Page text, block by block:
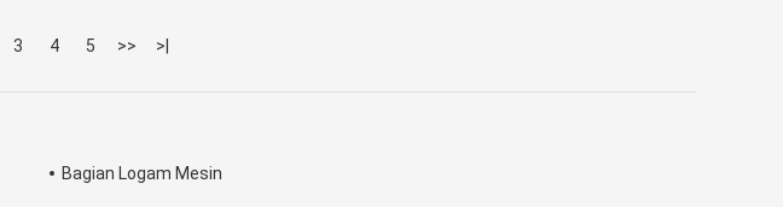
3 4 5 >> >|
Bagian Logam Mesin